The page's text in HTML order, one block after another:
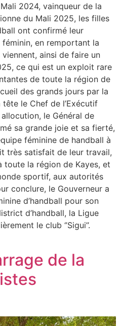
2024, vainqueur de la
du Mali 2025, les filles
ont confirmé leur
en remportant la
ainsi de faire un
ce qui est un exploit rare
de toute la région de
des grands jours par la
le Chef de l’Exécutif
le Général de
sa grande joie et sa fierté,
féminine de handball à
très satisfait de leur travail,
la région de Kayes, et
sportif, aux autorités
conclure, le Gouverneur a
d’handball pour son
d’handball, la Ligue
le club ‘’Sigui’’.
de la